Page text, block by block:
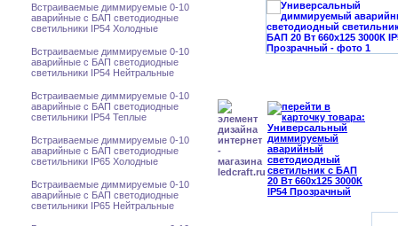
Встраиваемые диммируемые 0-10
аварийные с БАП светодиодные
светильники IP54 Холодные
Встраиваемые диммируемые 0-10
аварийные с БАП светодиодные
светильники IP54 Нейтральные
Встраиваемые диммируемые 0-10
аварийные с БАП светодиодные
светильники IP54 Теплые
Встраиваемые диммируемые 0-10
аварийные с БАП светодиодные
светильники IP65 Холодные
Встраиваемые диммируемые 0-10
аварийные с БАП светодиодные
светильники IP65 Нейтральные